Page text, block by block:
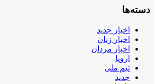
دسته‌ها
اخبار جدید
اخبار زنان
اخبار مردان
اروپا
تیم ملی
جدید